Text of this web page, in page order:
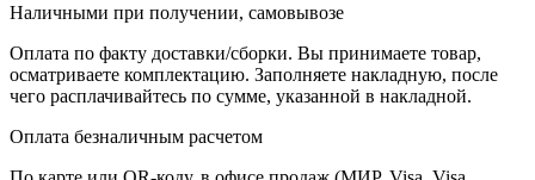
Наличными при получении, самовывозе
Оплата по факту доставки/сборки. Вы принимаете товар,
осматриваете комплектацию. Заполняете накладную, после
чего расплачивайтесь по сумме, указанной в накладной.
Оплата безналичным расчетом